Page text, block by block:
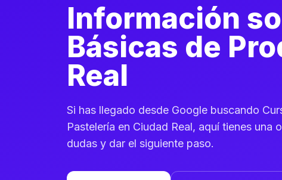
Información
Básicas de
Real
Si has llegado desde Google buscando
Pastelería en Ciudad Real, aquí tienes
dudas y dar el siguiente paso.